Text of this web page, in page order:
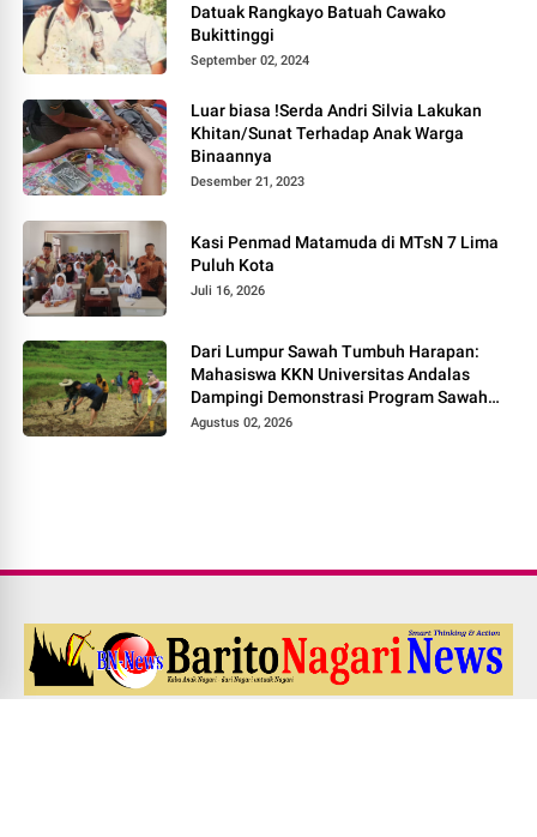
Datuak Rangkayo Batuah Cawako
Bukittinggi
September 02, 2024
Luar biasa !Serda Andri Silvia Lakukan
Khitan/Sunat Terhadap Anak Warga
Binaannya
Desember 21, 2023
Kasi Penmad Matamuda di MTsN 7 Lima
Puluh Kota
Juli 16, 2026
Dari Lumpur Sawah Tumbuh Harapan:
Mahasiswa KKN Universitas Andalas
Dampingi Demonstrasi Program Sawah
Pokok Murah di Jorong Bayua
Agustus 02, 2026